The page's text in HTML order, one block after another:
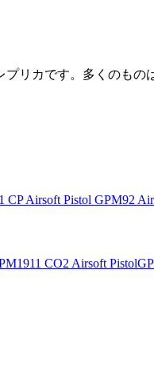
リカです。多くのも
CP Airsoft Pistol GPM92
CO2 Airsoft Pistol